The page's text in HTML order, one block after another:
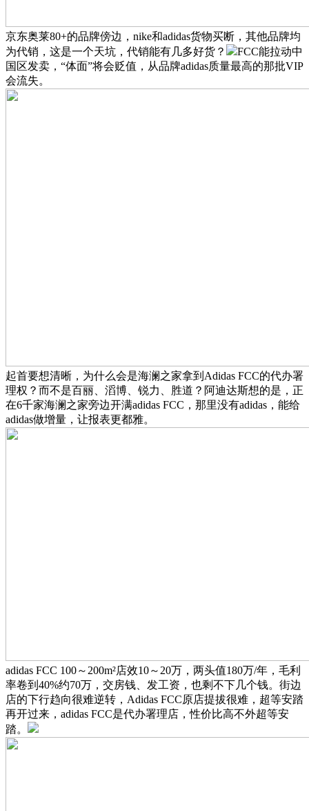
京东奥莱80+的品牌傍边，nike和adidas货物买断，其他品牌均
为代销，这是一个天坑，代销能有几多好货？
FCC能拉动中
国区发卖，“体面”将会贬值，从品牌adidas质量最高的那批VIP
会流失。
起首要想清晰，为什么会是海澜之家拿到Adidas FCC的代办署
理权？而不是百丽、滔博、锐力、胜道？阿迪达斯想的是，正
在6千家海澜之家旁边开满adidas FCC，那里没有adidas，能给
adidas做增量，让报表更都雅。
adidas FCC 100～200m²店效10～20万，两头值180万/年，毛利
率卷到40%约70万，交房钱、发工资，也剩不下几个钱。街边
店的下行趋向很难逆转，Adidas FCC原店提拔很难，超等安踏
再开过来，adidas FCC是代办署理店，性价比高不外超等安
踏。